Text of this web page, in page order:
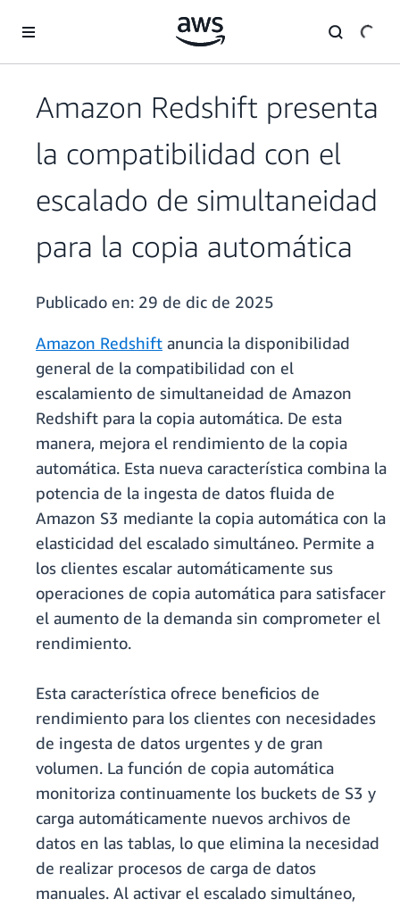
Amazon Redshift presenta
la compatibilidad con el
escalado de simultaneidad
para la copia automática
Publicado en: 29 de dic de 2025
Amazon Redshift anuncia la disponibilidad
general de la compatibilidad con el
escalamiento de simultaneidad de Amazon
Redshift para la copia automática. De esta
manera, mejora el rendimiento de la copia
automática. Esta nueva característica combina la
potencia de la ingesta de datos fluida de
Amazon S3 mediante la copia automática con la
elasticidad del escalado simultáneo. Permite a
los clientes escalar automáticamente sus
operaciones de copia automática para satisfacer
el aumento de la demanda sin comprometer el
rendimiento.
Esta característica ofrece beneficios de
rendimiento para los clientes con necesidades
de ingesta de datos urgentes y de gran
volumen. La función de copia automática
monitoriza continuamente los buckets de S3 y
carga automáticamente nuevos archivos de
datos en las tablas, lo que elimina la necesidad
de realizar procesos de carga de datos
manuales. Al activar el escalado simultáneo,